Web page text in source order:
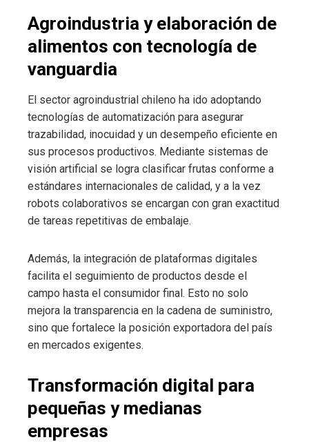
Agroindustria y elaboración de
alimentos con tecnología de
vanguardia
El sector agroindustrial chileno ha ido adoptando
tecnologías de automatización para asegurar
trazabilidad, inocuidad y un desempeño eficiente en
sus procesos productivos. Mediante sistemas de
visión artificial se logra clasificar frutas conforme a
estándares internacionales de calidad, y a la vez
robots colaborativos se encargan con gran exactitud
de tareas repetitivas de embalaje.
Además, la integración de plataformas digitales
facilita el seguimiento de productos desde el
campo hasta el consumidor final. Esto no solo
mejora la transparencia en la cadena de suministro,
sino que fortalece la posición exportadora del país
en mercados exigentes.
Transformación digital para
pequeñas y medianas
empresas